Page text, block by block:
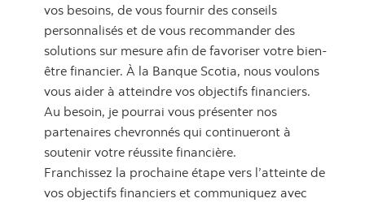
vos besoins, de vous fournir des conseils
personnalisés et de vous recommander des
solutions sur mesure afin de favoriser votre bien-
être financier. À la Banque Scotia, nous voulons
vous aider à atteindre vos objectifs financiers.
Au besoin, je pourrai vous présenter nos
partenaires chevronnés qui continueront à
soutenir votre réussite financière.
Franchissez la prochaine étape vers l’atteinte de
vos objectifs financiers et communiquez avec